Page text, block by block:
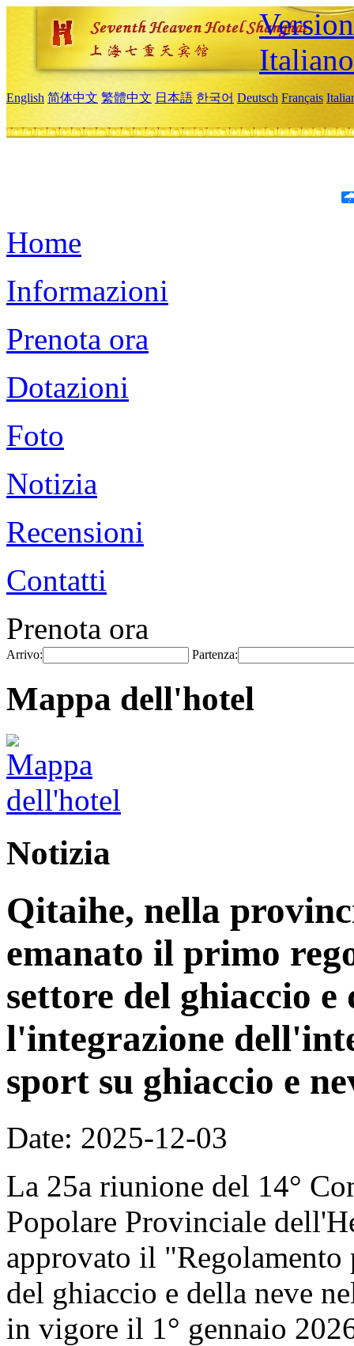
Italiano
English 简体中文 繁體中文 日本語 한국어 Deutsch Français
Home
Informazioni
Prenota ora
Dotazioni
Foto
Notizia
Recensioni
Contatti
Prenota ora
Arrivo: Partenza:
Mappa dell'hotel
Notizia
Qitaihe, nella
emanato il primo
settore del ghiaccio
l'integrazione
sport su ghiaccio e
Date: 2025-12-03
La 25a riunione del 14°
Popolare Provinciale
approvato il
del ghiaccio e della neve
in vigore il 1° gennaio